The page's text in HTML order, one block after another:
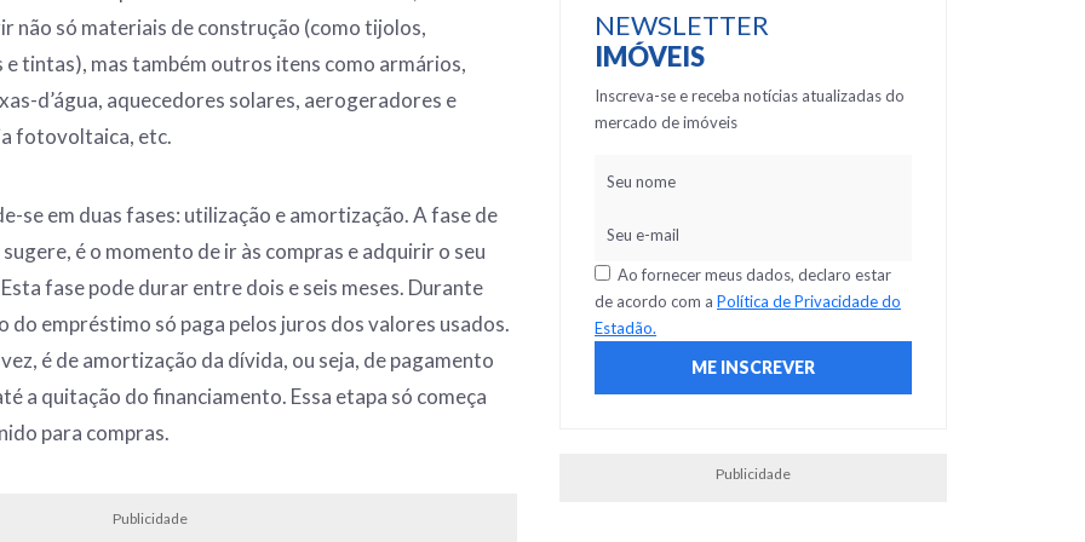
não só materiais de construção (como tijolos,
e tintas), mas também outros itens como armários,
d’água, aquecedores solares, aerogeradores e
fotovoltaica, etc.
se em duas fases: utilização e amortização. A fase de
é o momento de ir às compras e adquirir o seu
fase pode durar entre dois e seis meses. Durante
do empréstimo só paga pelos juros dos valores usados.
é de amortização da dívida, ou seja, de pagamento
a quitação do financiamento. Essa etapa só começa
para compras.
Publicidade
NEWSLETTER
IMÓVEIS
Inscreva-se e receba notícias atualizadas do
mercado de imóveis
Ao fornecer meus dados, declaro estar
de acordo com a Política de Privacidade do
Estadão.
Publicidade